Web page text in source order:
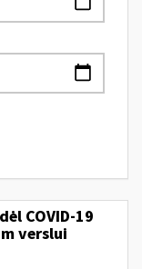
COVID-19
verslui